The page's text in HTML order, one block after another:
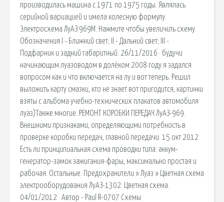
производилась машина с 1971 по 1975 годы. Являлась
серийной вариацией и имела колесную формулу.
Электросхема ЛуАЗ 969М. Нажмите чтобы увеличить схему.
Обозначения I - Ближний свет; II - Дальний свет; III -
Подфарник и задний габаритный. 26/11/2016 · будучи
начинающим луазоводом в долёком 2008 году я задался
вопросом как и что включается на лу и вот теперь. Решил
выложить карту смазки, кто не знает вот пригодится, картинки
взяты с альбома учебно-технических плакатов автомобиля
луаз)Также многие. РЕМОНТ КОРОБКИ ПЕРЕДАЧ ЛуАЗ-969.
Внешними признаками, определяющими потребность в
проверке коробки передач, главной передачи. 15 окт 2012
Есть ли принципиальная схема проводки типа: аккум-
генератор-замок зажигания-фары, максимально простая и
рабочая. Остальные. Предохранители » Луаз » Цветная схема
электрооборудования ЛуАЗ-1302. Цветная схема.
04/01/2012 · Автор - Paul R-0707 Схемы